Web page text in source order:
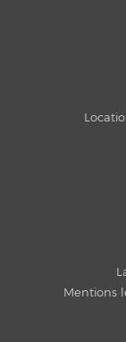
Mentions